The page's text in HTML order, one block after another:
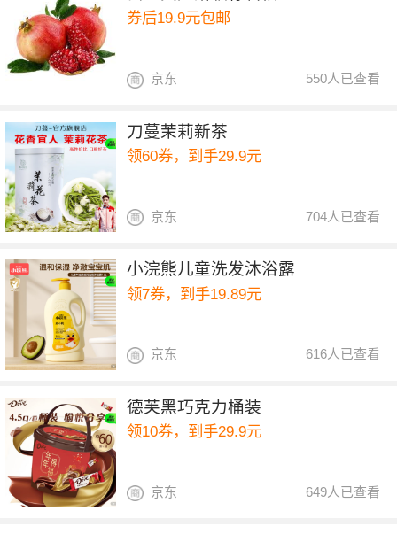
券后19.9元包邮
550人已查看
京东
刀蔓茉莉新茶
领60券，到手29.9元
704人已查看
京东
小浣熊儿童洗发沐浴露
领7券，到手19.89元
616人已查看
京东
德芙黑巧克力桶装
领10券，到手29.9元
649人已查看
京东